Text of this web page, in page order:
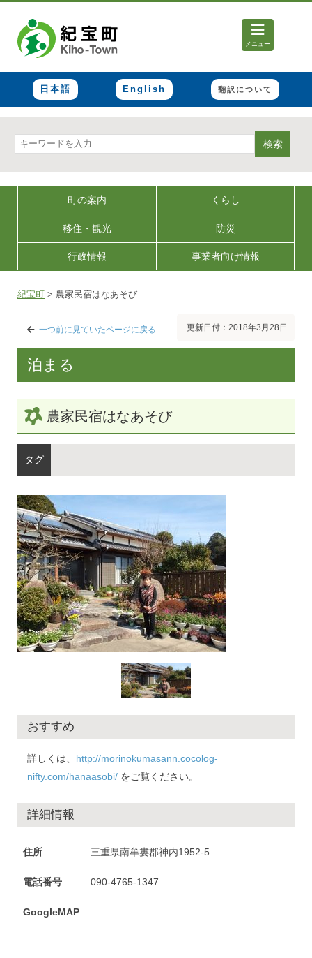
メニュー
日本語 English 翻訳について
検索
町の案内 くらし
移住・観光 防災
行政情報 事業者向け情報
紀宝町 > 農家民宿はなあそび
一つ前に見ていたページに戻る 更新日付：2018年3月28日
泊まる
農家民宿はなあそび
おすすめ
詳しくは、 http://morinokumasann.cocolog-
nifty.com/hanaasobi/ をご覧ください。
詳細情報
住所 三重県南牟婁郡神内1952-5
電話番号 090-4765-1347
GoogleMAP